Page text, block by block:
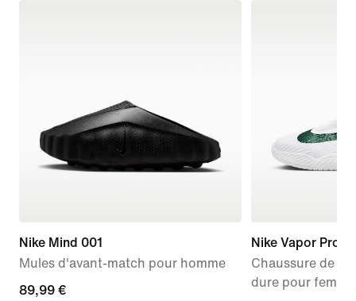
Nike Mind 001
Mules d'avant-match pour homme
89,99 €
89,99 €
Nike Vapor Pro 3
Chaussure de
dure pour femme